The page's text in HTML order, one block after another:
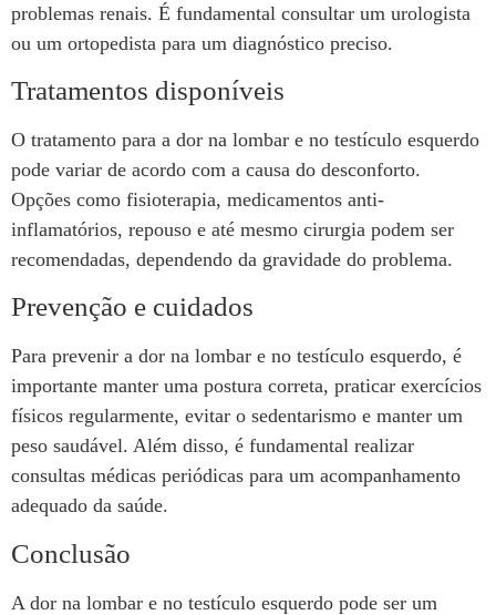
problemas renais. É fundamental consultar um urologista
ou um ortopedista para um diagnóstico preciso.
Tratamentos disponíveis
O tratamento para a dor na lombar e no testículo esquerdo
pode variar de acordo com a causa do desconforto.
Opções como fisioterapia, medicamentos anti-
inflamatórios, repouso e até mesmo cirurgia podem ser
recomendadas, dependendo da gravidade do problema.
Prevenção e cuidados
Para prevenir a dor na lombar e no testículo esquerdo, é
importante manter uma postura correta, praticar exercícios
físicos regularmente, evitar o sedentarismo e manter um
peso saudável. Além disso, é fundamental realizar
consultas médicas periódicas para um acompanhamento
adequado da saúde.
Conclusão
A dor na lombar e no testículo esquerdo pode ser um